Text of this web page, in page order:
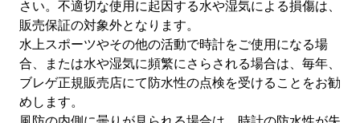
さい。不適切な使用に起因する水や湿気による損傷は、
販売保証の対象外となります。
水上スポーツやその他の活動で時計をご使用になる場
合、または水や湿気に頻繁にさらされる場合は、毎年、
ブレゲ正規販売店にて防水性の点検を受けることをお勧
めします。